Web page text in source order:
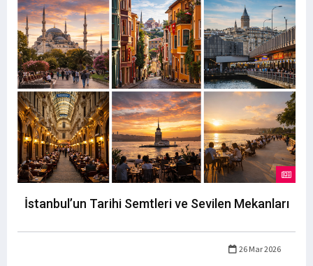
İstanbul’un Tarihi Semtleri ve Sevilen Mekanları
26 Mar 2026